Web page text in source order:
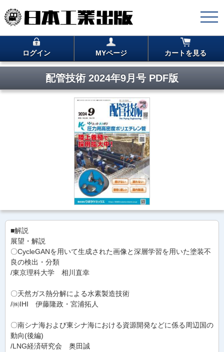
ログイン MYページ カートを見る
配管技術 2024年9月号 PDF版
■解説
展望・解説
〇CycleGANを用いて生成された画像と深層学習を用いた塗装不
良の検出・分類
/東京理科大学 相川直幸
〇天然ガス熱分解による水素製造技術
/㈱IHI 伊藤隆政・宮浦拓人
〇南シナ海および東シナ海における資源開発などに係る周辺国の
動向(後編)
/LNG経済研究会 奥田誠